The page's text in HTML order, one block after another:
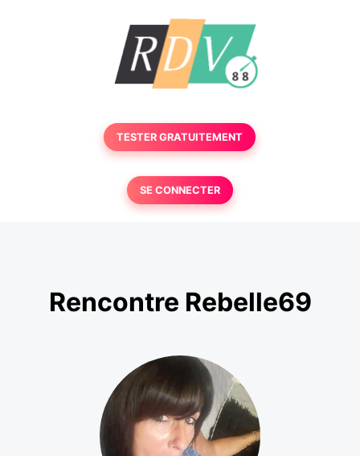
TESTER GRATUITEMENT
SE CONNECTER
Rencontre Rebelle69